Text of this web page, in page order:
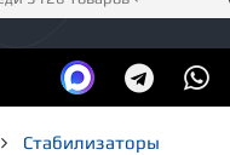
Стабилизаторы